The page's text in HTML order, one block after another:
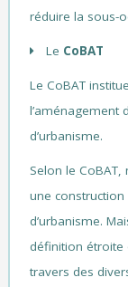
réduire la sous-
Le CoBAT
Le CoBAT
l’aménagement
d’urbanisme.
Selon le
une
d’urbanisme.
définition étroite
travers des